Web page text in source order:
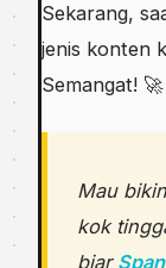
Sekarang,
jenis konten
Semangat! 🚀
Mau
kok
biar